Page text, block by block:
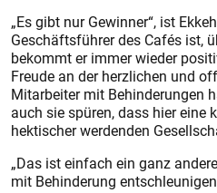
„Es gibt nur Gewinner“, ist
Geschäftsführer des Cafés ist,
bekommt er immer wieder
Freude an der herzlichen und
Mitarbeiter mit Behinderungen
auch sie spüren, dass hier eine
hektischer werdenden
„Das ist einfach ein ganz
mit Behinderung